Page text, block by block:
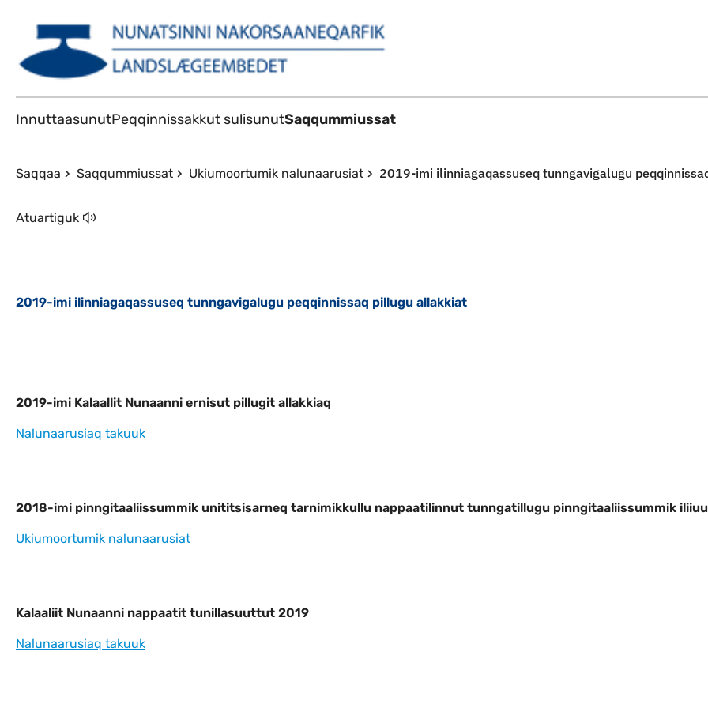
InnuttaasunutPeqqinnissakkut sulisunutSaqqummiussat
Saqqaa Saqqummiussat Ukiumoortumik nalunaarusiat 2019-imi ilinniagaqassuseq tunngavigalugu
Atuartiguk
2019-imi ilinniagaqassuseq tunngavigalugu peqqinnissaq pillugu allakkiat
2019-imi Kalaallit Nunaanni ernisut pillugit allakkiaq
2019-imi Kalaallit Nunaanni ernisut pillugit allakkiaq
Nalunaarusiaq takuuk
2018-imi pinngitaaliissummik unititsisarneq tarnimikkullu nappaatilinnut
2018-imi pinngitaaliissummik unititsisarneq tarnimikkullu nappaatilinnut tunngatillugu pinngitaaliissummik
Ukiumoortumik nalunaarusiat
Kalaaliit Nunaanni nappaatit tunillasuuttut 2019
Kalaaliit Nunaanni nappaatit tunillasuuttut 2019
Nalunaarusiaq takuuk